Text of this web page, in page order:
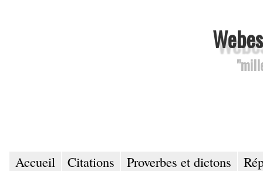
Accueil Citations Proverbes et dictons